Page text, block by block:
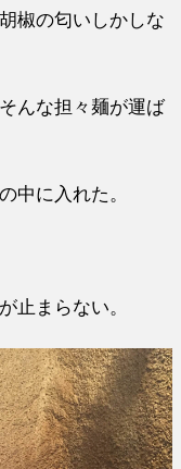
椒の匂いしかしな
んな担々麺が運ば
中に入れた。
止まらない。